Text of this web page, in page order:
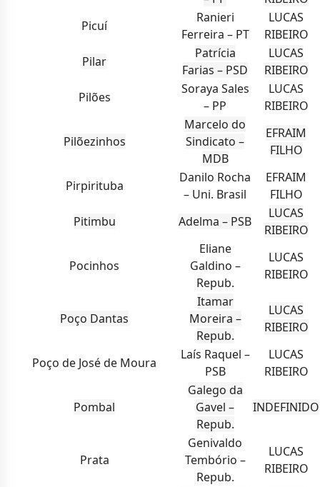
Picuí
Ranieri
Ferreira – PT
LUCAS
RIBEIRO
Pilar
Patrícia
Farias – PSD
LUCAS
RIBEIRO
Pilões
Soraya Sales
– PP
LUCAS
RIBEIRO
Pilõezinhos
Marcelo do
Sindicato –
MDB
EFRAIM
FILHO
Pirpirituba
Danilo Rocha
– Uni. Brasil
EFRAIM
FILHO
Pitimbu
Adelma – PSB
LUCAS
RIBEIRO
Pocinhos
Eliane
Galdino –
Repub.
LUCAS
RIBEIRO
Poço Dantas
Itamar
Moreira –
Repub.
LUCAS
RIBEIRO
Poço de José de Moura
Laís Raquel –
PSB
LUCAS
RIBEIRO
Pombal
Galego da
Gavel –
Repub.
INDEFINIDO
Prata
Genivaldo
Tembório –
Repub.
LUCAS
RIBEIRO